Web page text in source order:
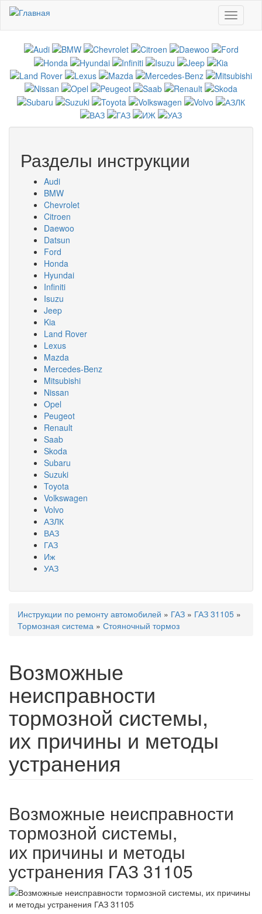
Перейти к основному содержанию
Toggle
Разделы инструкции
Audi
BMW
Chevrolet
Citroen
Daewoo
Datsun
Ford
Honda
Hyundai
Infiniti
Isuzu
Jeep
Kia
Land Rover
Lexus
Mazda
Mercedes-Benz
Mitsubishi
Nissan
Opel
Peugeot
Renault
Saab
Skoda
Subaru
Suzuki
Toyota
Volkswagen
Volvo
АЗЛК
ВАЗ
ГАЗ
Иж
УАЗ
Вы здесь
Инструкции по ремонту автомобилей » ГАЗ » ГАЗ 31105 »
Тормозная система » Стояночный тормоз
Возможные
неисправности
тормозной системы,
их причины и методы
устранения
Возможные неисправности
тормозной системы,
их причины и методы
устранения ГАЗ 31105